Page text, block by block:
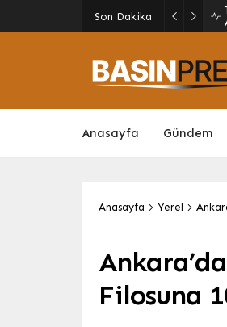
Son Dakika
Anasayfa Gündem
Anasayfa Yerel
Filosuna